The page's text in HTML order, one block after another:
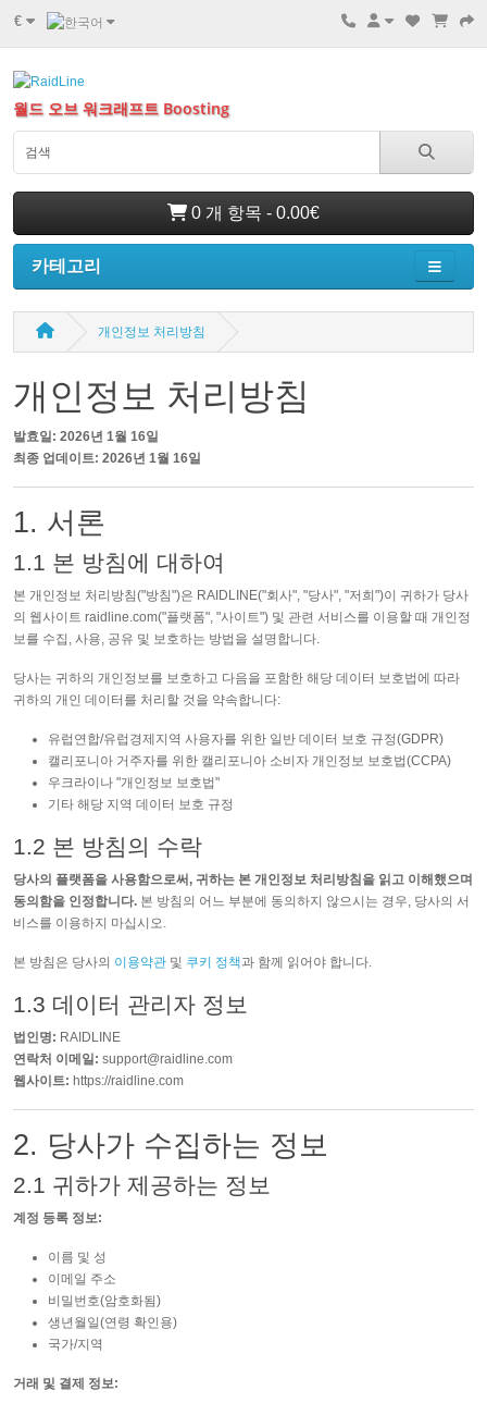
€
월드 오브 워크래프트 Boosting
0 개 항목 - 0.00€
카테고리
개인정보 처리방침
개인정보 처리방침
발효일: 2026년 1월 16일
최종 업데이트: 2026년 1월 16일
1. 서론
1.1 본 방침에 대하여
본 개인정보 처리방침("방침")은 RAIDLINE("회사", "당사", "저희")이 귀하가 당사
의 웹사이트 raidline.com("플랫폼", "사이트") 및 관련 서비스를 이용할 때 개인정
보를 수집, 사용, 공유 및 보호하는 방법을 설명합니다.
당사는 귀하의 개인정보를 보호하고 다음을 포함한 해당 데이터 보호법에 따라
귀하의 개인 데이터를 처리할 것을 약속합니다:
유럽연합/유럽경제지역 사용자를 위한 일반 데이터 보호 규정(GDPR)
캘리포니아 거주자를 위한 캘리포니아 소비자 개인정보 보호법(CCPA)
우크라이나 "개인정보 보호법"
기타 해당 지역 데이터 보호 규정
1.2 본 방침의 수락
당사의 플랫폼을 사용함으로써, 귀하는 본 개인정보 처리방침을 읽고 이해했으며
동의함을 인정합니다. 본 방침의 어느 부분에 동의하지 않으시는 경우, 당사의 서
비스를 이용하지 마십시오.
본 방침은 당사의 이용약관 및 쿠키 정책과 함께 읽어야 합니다.
1.3 데이터 관리자 정보
법인명: RAIDLINE
연락처 이메일: support@raidline.com
웹사이트: https://raidline.com
2. 당사가 수집하는 정보
2.1 귀하가 제공하는 정보
계정 등록 정보:
이름 및 성
이메일 주소
비밀번호(암호화됨)
생년월일(연령 확인용)
국가/지역
거래 및 결제 정보: